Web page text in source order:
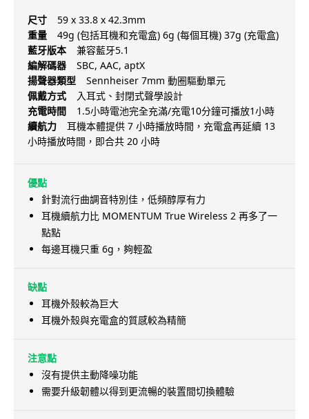
尺寸
59 x 33.8 x 42.3mm
重量
49g (包括耳機和充電盒) 6g (每個耳機) 37g (充電盒)
藍牙版本
兼容藍牙5.1
編解碼器
SBC, AAC, aptX
揚聲器類型
Sennheiser 7mm 動圈驅動單元
佩戴方式
入耳式、封閉式聲學設計
充電時間
1.5小時電池完全充滿/充電10分鐘可播放1小時
續航力
耳機本體提供 7 小時播放時間，充電盒再延續 13
小時播放時間，即合共 20 小時
優點
針對流行曲調音特別佳，低頻醇厚有力
耳機續航力比 MOMENTUM True Wireless 2 再多了一
點點
每邊耳機只重 6g，夠輕盈
缺點
耳機外殼較為巨大
耳機外殼與充電盒的質感較為精簡
注意點
沒有提供主動降噪功能
需要升級韌體以得到更流暢的裝置間切換體驗